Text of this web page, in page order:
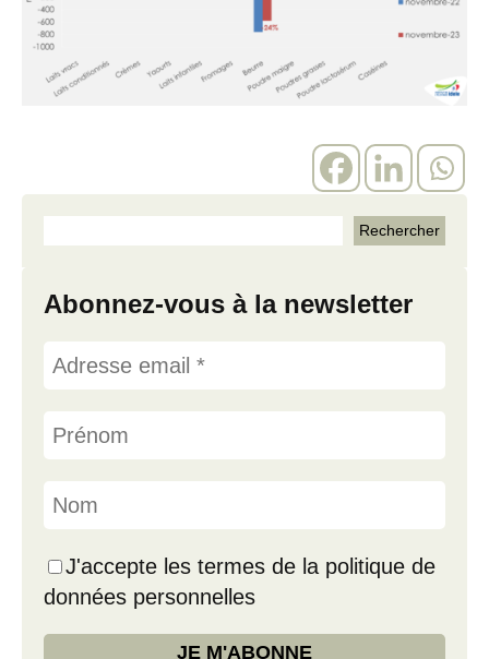
Abonnez-vous à la newsletter
J'accepte les termes de la politique de
données personnelles